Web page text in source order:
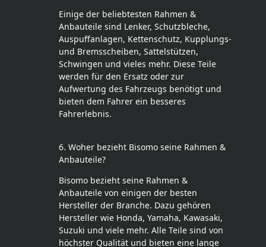
Einige der beliebtesten Rahmen &
Anbauteile sind Lenker, Schutzbleche,
Auspuffanlagen, Kettenschutz, Kupplungs-
und Bremsscheiben, Sattelstützen,
Schwingen und vieles mehr. Diese Teile
werden für den Ersatz oder zur
Aufwertung des Fahrzeugs benötigt und
bieten dem Fahrer ein besseres
Fahrerlebnis.
6. Woher bezieht Bisomo seine Rahmen &
Anbauteile?
Bisomo bezieht seine Rahmen &
Anbauteile von einigen der besten
Hersteller der Branche. Dazu gehören
Hersteller wie Honda, Yamaha, Kawasaki,
Suzuki und viele mehr. Alle Teile sind von
höchster Qualität und bieten eine lange